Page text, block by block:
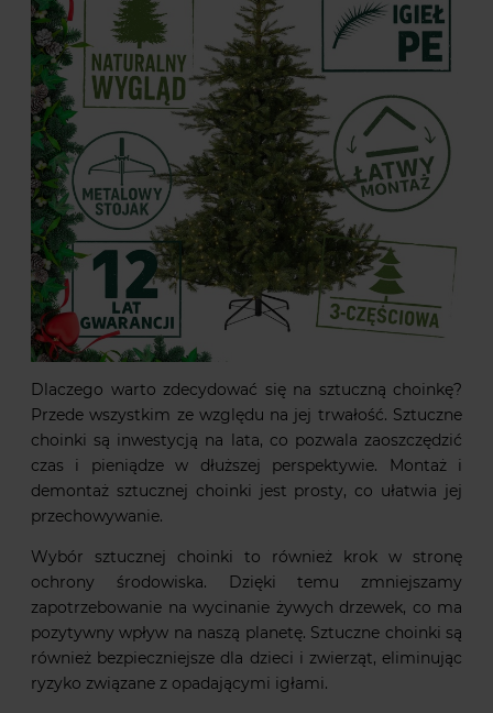
Dlaczego warto zdecydować się na sztuczną choinkę?
Przede wszystkim ze względu na jej trwałość. Sztuczne
choinki są inwestycją na lata, co pozwala zaoszczędzić
czas i pieniądze w dłuższej perspektywie. Montaż i
demontaż sztucznej choinki jest prosty, co ułatwia jej
przechowywanie.
Wybór sztucznej choinki to również krok w stronę
ochrony środowiska. Dzięki temu zmniejszamy
zapotrzebowanie na wycinanie żywych drzewek, co ma
pozytywny wpływ na naszą planetę. Sztuczne choinki są
również bezpieczniejsze dla dzieci i zwierząt, eliminując
ryzyko związane z opadającymi igłami.